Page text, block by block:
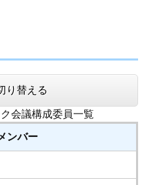
り替える
会議構成委員一覧
ンバー